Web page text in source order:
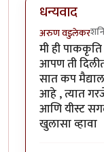
धन्यवाद
अरुण वडुलेकर
मी ही
आपण ती
सात कप
आहे , त्यात
आणि यीस्ट
खुलासा व्हावा